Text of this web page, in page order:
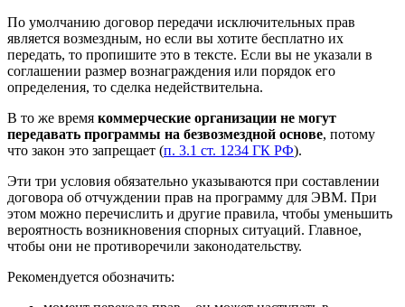
По умолчанию договор передачи исключительных прав
является возмездным, но если вы хотите бесплатно их
передать, то пропишите это в тексте. Если вы не указали в
соглашении размер вознаграждения или порядок его
определения, то сделка недействительна.
В то же время коммерческие организации не могут
передавать программы на безвозмездной основе, потому
что закон это запрещает (п. 3.1 ст. 1234 ГК РФ).
Эти три условия обязательно указываются при составлении
договора об отчуждении прав на программу для ЭВМ. При
этом можно перечислить и другие правила, чтобы уменьшить
вероятность возникновения спорных ситуаций. Главное,
чтобы они не противоречили законодательству.
Рекомендуется обозначить: